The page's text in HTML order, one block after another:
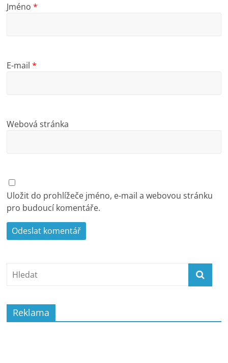
Jméno*
E-mail*
Webová stránka
Uložit do prohlížeče jméno, e-mail a webovou stránku
pro budoucí komentáře.
Reklama